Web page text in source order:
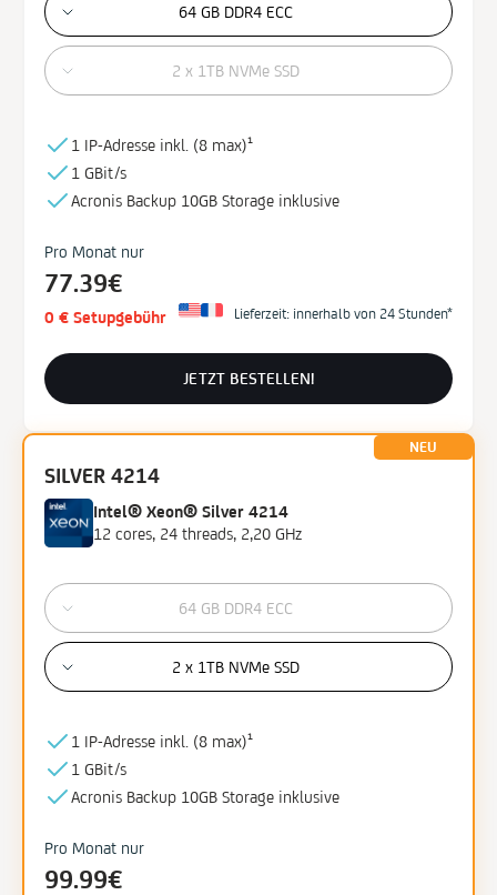
64 GB DDR4 ECC
2 x 1TB NVMe SSD
1 IP-Adresse inkl. (8 max)¹
1 GBit/s
Acronis Backup 10GB Storage inklusive
Pro Monat nur
77.39€
0 € Setupgebühr Lieferzeit: innerhalb von 24 Stunden*
JETZT BESTELLEN!
NEU
SILVER 4214
Intel® Xeon® Silver 4214
12 cores, 24 threads, 2,20 GHz
64 GB DDR4 ECC
2 x 1TB NVMe SSD
1 IP-Adresse inkl. (8 max)¹
1 GBit/s
Acronis Backup 10GB Storage inklusive
Pro Monat nur
99.99€